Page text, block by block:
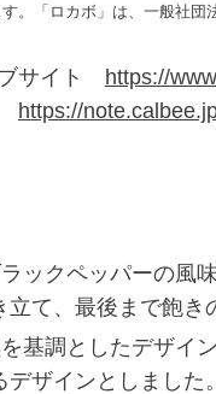
。「ロカボ」は、一般社団
ブサイト https://
https://
ックペッパーの風
て、最後まで飽き
基調としたデザイ
ザインとしました。